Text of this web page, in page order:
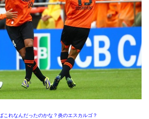
これなんだったのかな？炎のエスカルゴ？